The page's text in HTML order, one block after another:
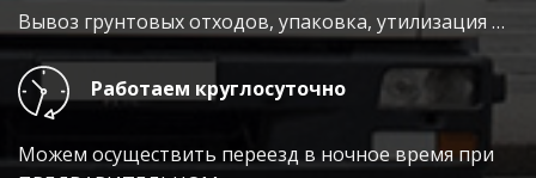
Вывоз грунтовых отходов, упаковка, утилизация …
Работаем круглосуточно
Можем осуществить переезд в ночное время при